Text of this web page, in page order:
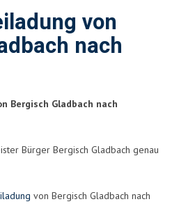
von
nach
Bergisch Gladbach nach
Bürger Bergisch Gladbach genau
von Bergisch Gladbach nach